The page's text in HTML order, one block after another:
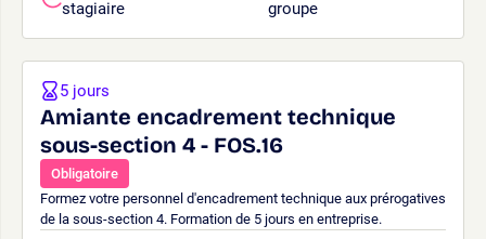
stagiaire
groupe
Amiante encadrement technique
sous-section 4 - FOS.16
Obligatoire
Formez votre personnel d'encadrement technique aux prérogatives
de la sous-section 4. Formation de 5 jours en entreprise.
5 jours